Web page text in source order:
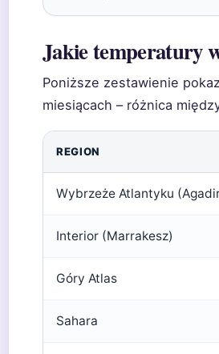
Jakie temperatury
Poniższe zestawienie
miesiącach – różnica
REGION
Wybrzeże Atlantyku
Interior (Marrakesz)
Góry Atlas
Sahara